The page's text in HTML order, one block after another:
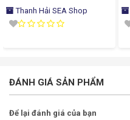
Thanh Hải SEA Shop
ĐÁNH GIÁ SẢN PHẨM
Để lại đánh giá của bạn